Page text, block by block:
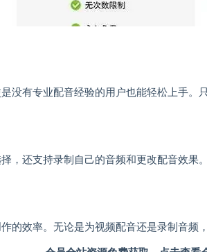
没有专业配音经验的用户也能轻松上手。
，还支持录制自己的音频和更改配音效果
的效率。无论是为视频配音还是录制音频